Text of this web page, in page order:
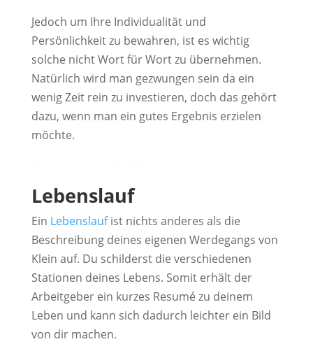
Jedoch um Ihre Individualität und
Persönlichkeit zu bewahren, ist es wichtig
solche nicht Wort für Wort zu übernehmen.
Natürlich wird man gezwungen sein da ein
wenig Zeit rein zu investieren, doch das gehört
dazu, wenn man ein gutes Ergebnis erzielen
möchte.
Lebenslauf
Ein Lebenslaufist nichts anderes als die
Beschreibung deines eigenen Werdegangs von
Klein auf. Du schilderst die verschiedenen
Stationen deines Lebens. Somit erhält der
Arbeitgeber ein kurzes Resumé zu deinem
Leben und kann sich dadurch leichter ein Bild
von dir machen.